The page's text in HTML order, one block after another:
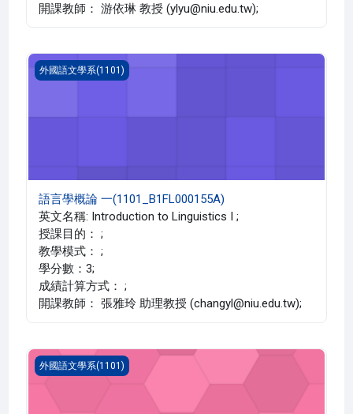
開課教師： 游依琳 教授 (ylyu@niu.edu.tw);
語言學概論 一(1101_B1FL000155A)
外國語文學系(1101)
語言學概論 一(1101_B1FL000155A)
英文名稱: Introduction to Linguistics I ;
授課目的： ;
教學模式： ;
學分數：3;
成績計算方式： ;
開課教師： 張雅玲 助理教授 (changyl@niu.edu.tw);
語言與文化(1101_B1FL000151A)
外國語文學系(1101)